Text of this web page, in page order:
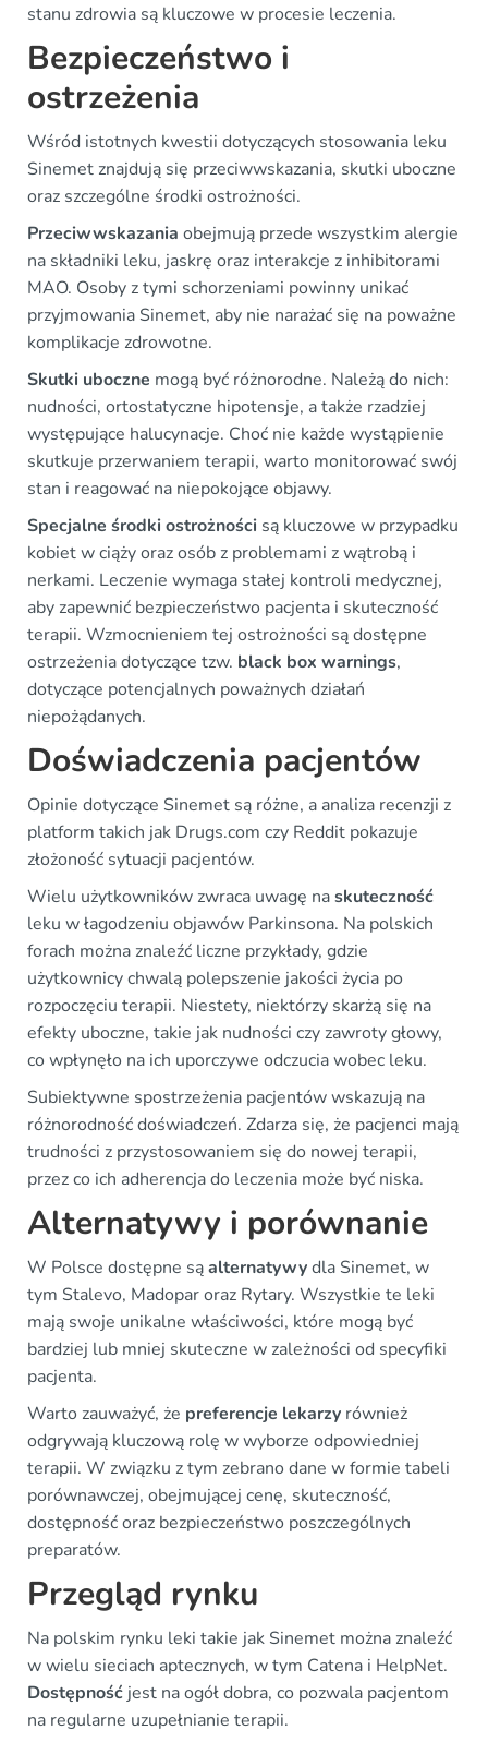
stanu zdrowia są kluczowe w procesie leczenia.
Bezpieczeństwo i
ostrzeżenia
Wśród istotnych kwestii dotyczących stosowania leku
Sinemet znajdują się przeciwwskazania, skutki uboczne
oraz szczególne środki ostrożności.
Przeciwwskazania obejmują przede wszystkim alergie
na składniki leku, jaskrę oraz interakcje z inhibitorami
MAO. Osoby z tymi schorzeniami powinny unikać
przyjmowania Sinemet, aby nie narażać się na poważne
komplikacje zdrowotne.
Skutki uboczne mogą być różnorodne. Należą do nich:
nudności, ortostatyczne hipotensje, a także rzadziej
występujące halucynacje. Choć nie każde wystąpienie
skutkuje przerwaniem terapii, warto monitorować swój
stan i reagować na niepokojące objawy.
Specjalne środki ostrożności są kluczowe w przypadku
kobiet w ciąży oraz osób z problemami z wątrobą i
nerkami. Leczenie wymaga stałej kontroli medycznej,
aby zapewnić bezpieczeństwo pacjenta i skuteczność
terapii. Wzmocnieniem tej ostrożności są dostępne
ostrzeżenia dotyczące tzw. black box warnings,
dotyczące potencjalnych poważnych działań
niepożądanych.
Doświadczenia pacjentów
Opinie dotyczące Sinemet są różne, a analiza recenzji z
platform takich jak Drugs.com czy Reddit pokazuje
złożoność sytuacji pacjentów.
Wielu użytkowników zwraca uwagę naskuteczność
leku w łagodzeniu objawów Parkinsona. Na polskich
forach można znaleźć liczne przykłady, gdzie
użytkownicy chwalą polepszenie jakości życia po
rozpoczęciu terapii. Niestety, niektórzy skarżą się na
efekty uboczne, takie jak nudności czy zawroty głowy,
co wpłynęło na ich uporczywe odczucia wobec leku.
Subiektywne spostrzeżenia pacjentów wskazują na
różnorodność doświadczeń. Zdarza się, że pacjenci mają
trudności z przystosowaniem się do nowej terapii,
przez co ich adherencja do leczenia może być niska.
Alternatywy i porównanie
W Polsce dostępne sąalternatywydla Sinemet, w
tym Stalevo, Madopar oraz Rytary. Wszystkie te leki
mają swoje unikalne właściwości, które mogą być
bardziej lub mniej skuteczne w zależności od specyfiki
pacjenta.
Warto zauważyć, że preferencje lekarzy również
odgrywają kluczową rolę w wyborze odpowiedniej
terapii. W związku z tym zebrano dane w formie tabeli
porównawczej, obejmującej cenę, skuteczność,
dostępność oraz bezpieczeństwo poszczególnych
preparatów.
Przegląd rynku
Na polskim rynku leki takie jak Sinemet można znaleźć
w wielu sieciach aptecznych, w tym Catena i HelpNet.
Dostępność jest na ogół dobra, co pozwala pacjentom
na regularne uzupełnianie terapii.